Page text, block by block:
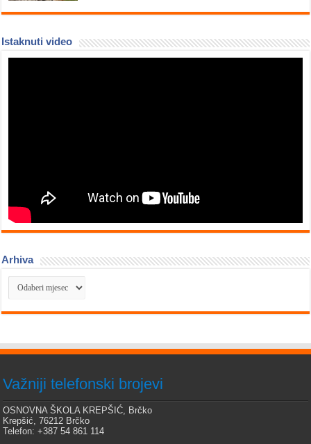
Istaknuti video
Arhiva
Arhiva
Važniji telefonski brojevi
OSNOVNA ŠKOLA KREPŠIĆ, Brčko
Krepšić, 76212 Brčko
Telefon: +387 54 861 114